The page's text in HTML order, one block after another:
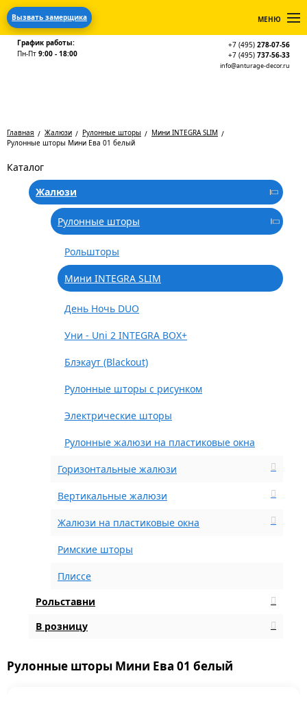
Вызвать замерщика МЕНЮ
График работы:
Пн-Пт 9:00 - 18:00
+7 (495) 278-07-56
+7 (495) 737-56-33
info@anturage-decor.ru
Главная Жалюзи Рулонные шторы
Мини INTEGRA SLIM
Рулонные шторы Мини Ева 01 белый
Каталог
Жалюзи
Рулонные шторы
Рольшторы
Мини INTEGRA SLIM
День Ночь DUO
Уни - Uni 2 INTEGRA BOX+
Блэкаут (Blackout)
Рулонные шторы с рисунком
Электрические шторы
Рулонные жалюзи на пластиковые окна
Горизонтальные жалюзи
Вертикальные жалюзи
Жалюзи на пластиковые окна
Римские шторы
Плиссе
Рольставни
В розницу
Рулонные шторы Мини Ева 01 белый